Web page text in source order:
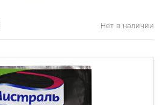
Нет в наличии